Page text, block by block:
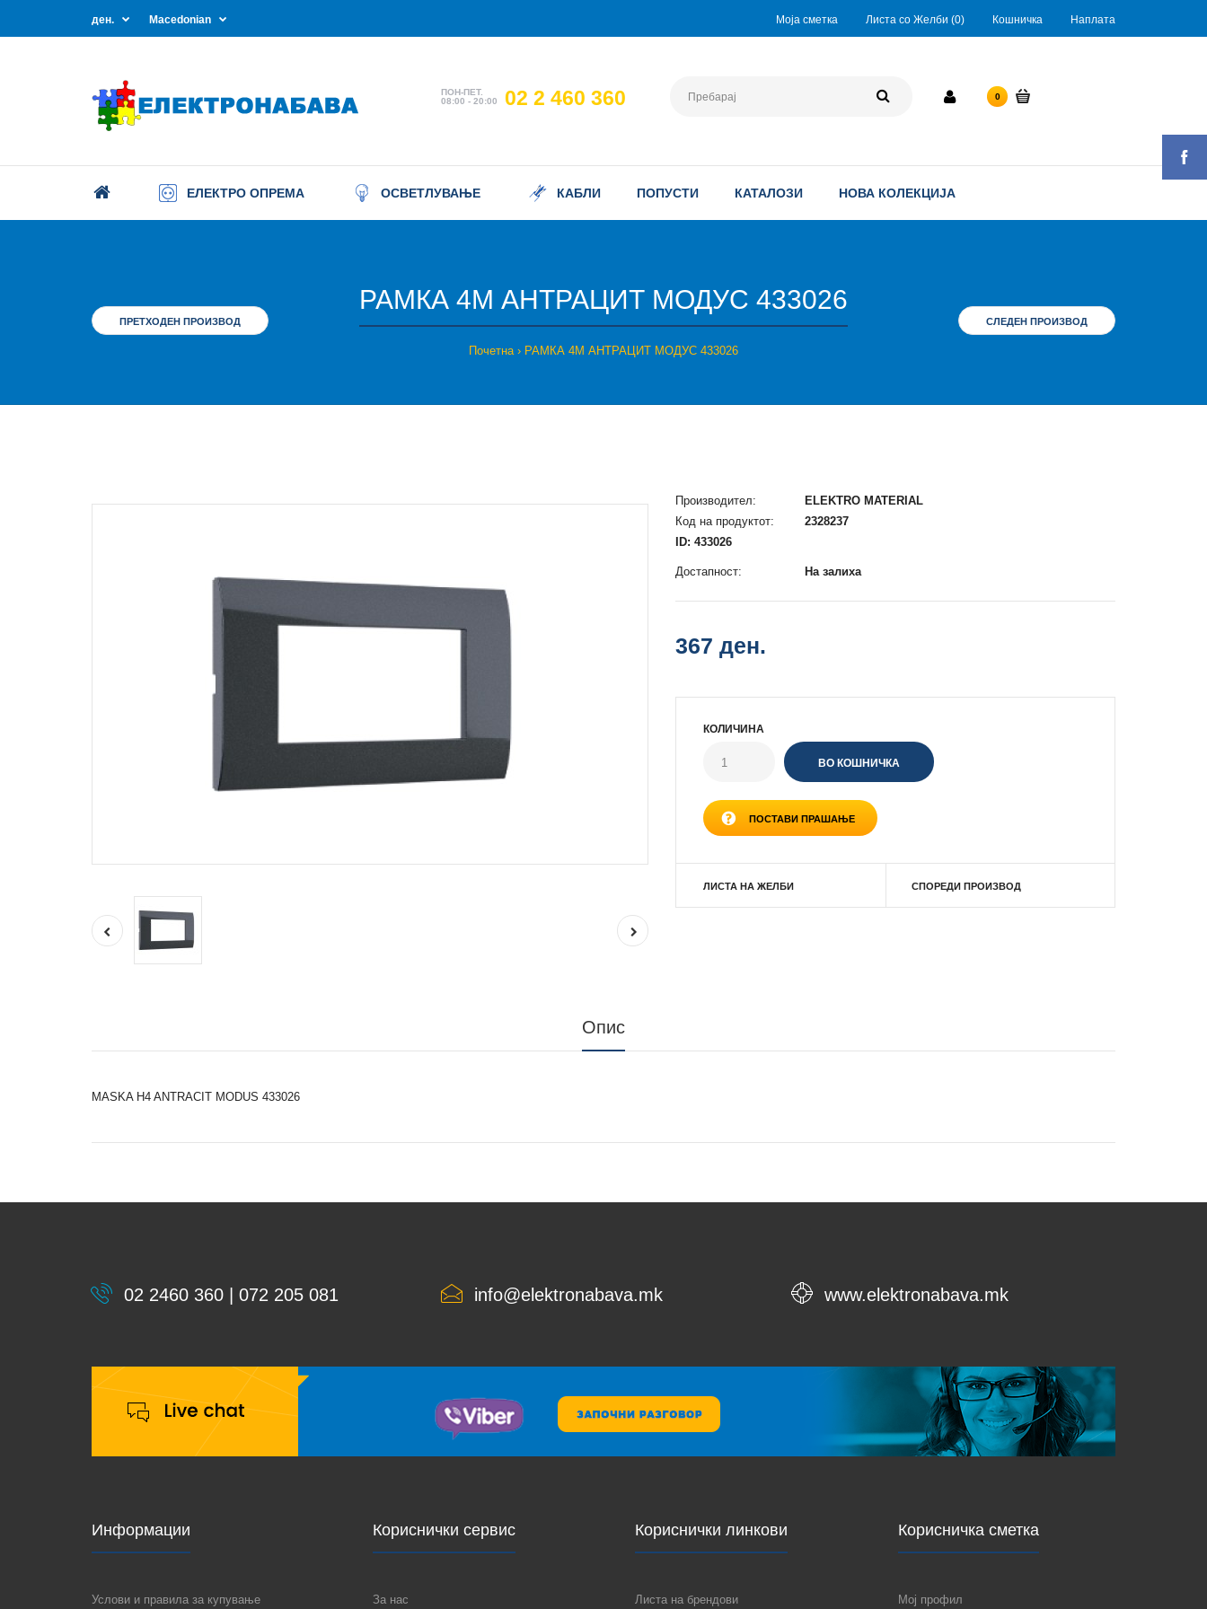
Моја сметка Листа со Желби (0) Кошничка Наплата
ден. Macedonian
ПОН-ПЕТ.
08:00 - 20:00
02 2 460 360 0
ЕЛЕКТРО ОПРЕМА ОСВЕТЛУВАЊЕ КАБЛИ ПОПУСТИ КАТАЛОЗИ НОВА КОЛЕКЦИЈА
ПРЕТХОДЕН ПРОИЗВОД
РАМКА 4М АНТРАЦИТ МОДУС 433026
Почетна РАМКА 4М АНТРАЦИТ МОДУС 433026
СЛЕДЕН ПРОИЗВОД
Производител:
ELEKTRO MATERIAL
Код на продуктот:
2328237
ID: 433026
Достапност: На залиха
367 ден.
КОЛИЧИНА
ПОСТАВИ ПРАШАЊЕ
ЛИСТА НА ЖЕЛБИ СПОРЕДИ ПРОИЗВОД
Опис
MASKA H4 ANTRACIT MODUS 433026
02 2460 360 | 072 205 081 info@elektronabava.mk www.elektronabava.mk
Информации
Услови и правила за купување
Кориснички сервис
За нас
Кориснички линкови
Листа на брендови
Корисничка сметка
Мој профил